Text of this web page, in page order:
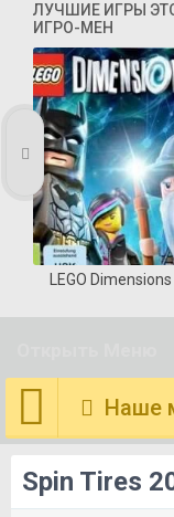
ЛУЧШИЕ ИГРЫ
ИГРО-МЕН
LEGO Dimensions
Наше
Spin Tires